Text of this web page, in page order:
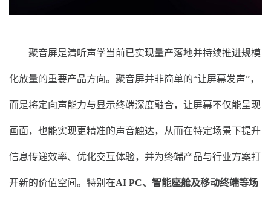
聚音屏是清听声学当前已实现量产落地并持续推进规模
化放量的重要产品方向。聚音屏并非简单的“让屏幕发声”，
而是将定向声能力与显示终端深度融合，让屏幕不仅能呈现
画面，也能实现更精准的声音触达，从而在特定场景下提升
信息传递效率、优化交互体验，并为终端产品与行业方案打
开新的价值空间。特别在AI PC、智能座舱及移动终端等场